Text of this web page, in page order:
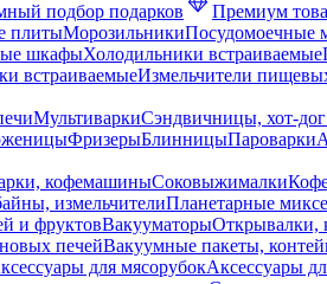
подбор подарков
Премиум
плитыМорозильникиПосудомоечные
шкафыХолодильники встраиваемые
встраиваемыеИзмельчители
МультиваркиСэндвичницы, хот-
ФризерыБлинницыПароварки
кофемашиныСоковыжималки
измельчителиПланетарные
и фруктовВакууматорыОткрывалки,
печейВакуумные пакеты,
для мясорубокАксессуары